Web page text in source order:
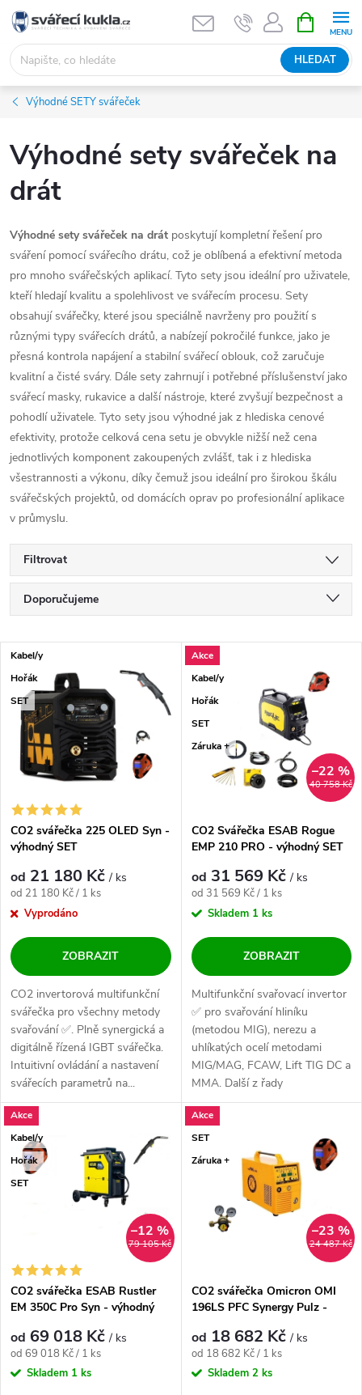
Přejít na obsah
HLEDAT
Výhodné SETY svářeček
Výhodné sety svářeček na
drát
Výhodné sety svářeček na drát poskytují kompletní řešení pro
sváření pomocí svářecího drátu, což je oblíbená a efektivní metoda
pro mnoho svářečských aplikací. Tyto sety jsou ideální pro uživatele,
kteří hledají kvalitu a spolehlivost ve svářecím procesu. Sety
obsahují svářečky, které jsou speciálně navrženy pro použití s
různými typy svářecích drátů, a nabízejí pokročilé funkce, jako je
přesná kontrola napájení a stabilní svářecí oblouk, což zaručuje
kvalitní a čisté sváry. Dále sety zahrnují i potřebné příslušenství jako
svářecí masky, rukavice a další nástroje, které zvyšují bezpečnost a
pohodlí uživatele. Tyto sety jsou výhodné jak z hlediska cenové
efektivity, protože celková cena setu je obvykle nižší než cena
jednotlivých komponent zakoupených zvlášť, tak i z hlediska
všestrannosti a výkonu, díky čemuž jsou ideální pro širokou škálu
svářečských projektů, od domácích oprav po profesionální aplikace
v průmyslu.
Filtrovat
Řazení produktů
Doporučujeme
Nejdražší
Nejprodávanější
Abecedně
Výpis produktů
Kabel/y
Hořák
SET
CO2 svářečka 225 OLED Syn -
výhodný SET
od 21 180 Kč/ ks
Měrná cena:
od 21 180 Kč / 1 ks
Vyprodáno
ZOBRAZIT
CO2 invertorová multifunkční
svářečka pro všechny metody
svařování ✅. Plně synergická a
digitálně řízená IGBT svářečka.
Intuitivní ovládání a nastavení
svářecích parametrů na...
Akce
Kabel/y
Hořák
SET
Záruka +
40 758 Kč
–22 %
CO2 Svářečka ESAB Rogue
EMP 210 PRO - výhodný SET
od 31 569 Kč/ ks
Měrná cena:
od 31 569 Kč / 1 ks
Skladem 1 ks
ZOBRAZIT
Multifunkční svařovací invertor
✅ pro svařování hliníku
(metodou MIG), nerezu a
uhlíkatých ocelí metodami
MIG/MAG, FCAW, Lift TIG DC a
MMA. Další z řady
profesionálních strojů...
Akce
Kabel/y
Hořák
SET
79 105 Kč
–12 %
CO2 svářečka ESAB Rustler
EM 350C Pro Syn - výhodný
od 69 018 Kč/ ks
Měrná cena:
od 69 018 Kč / 1 ks
Skladem 1 ks
Akce
SET
Záruka +
24 487 Kč
–23 %
CO2 svářečka Omicron OMI
196LS PFC Synergy Pulz -
od 18 682 Kč/ ks
Měrná cena:
od 18 682 Kč / 1 ks
Skladem 2 ks